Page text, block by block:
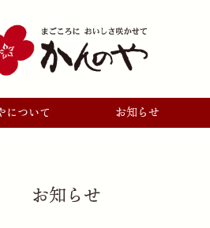
について お知らせ
お知らせ